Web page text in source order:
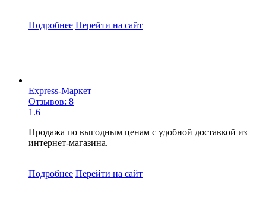
Подробнее Перейти на сайт
Express-Маркет
Отзывов: 8
1.6
Продажа по выгодным ценам с удобной доставкой из
интернет-магазина.
Подробнее Перейти на сайт